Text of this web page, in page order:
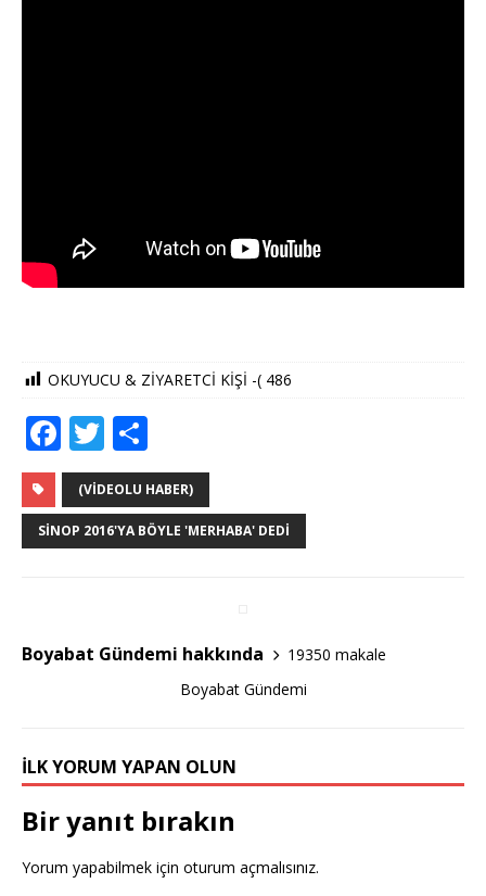
OKUYUCU & ZİYARETCİ KİŞİ -( 486
F
a
c
e
o
k
T
w
it
te
h
ar
e
(VIDEOLU HABER)
SINOP 2016'YA BÖYLE 'MERHABA' DEDI
Boyabat Gündemi hakkında
19350 makale
Boyabat Gündemi
İLK YORUM YAPAN OLUN
Bir yanıt bırakın
Yorum yapabilmek için oturum açmalısınız.